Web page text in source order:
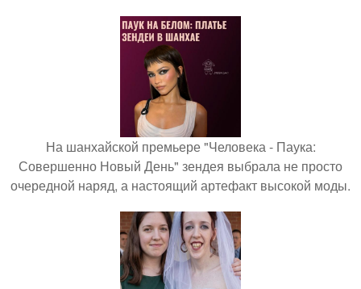
На шанхайской премьере "Человека - Паука:
Совершенно Новый День" зендея выбрала не просто
очередной наряд, а настоящий артефакт высокой моды.